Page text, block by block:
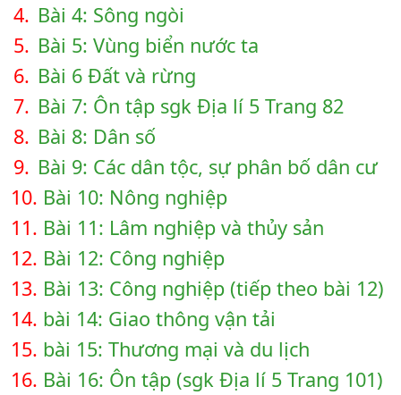
4. Bài 4: Sông ngòi
5. Bài 5: Vùng biển nước ta
6. Bài 6 Đất và rừng
7. Bài 7: Ôn tập sgk Địa lí 5 Trang 82
8. Bài 8: Dân số
9. Bài 9: Các dân tộc, sự phân bố dân cư
10. Bài 10: Nông nghiệp
11. Bài 11: Lâm nghiệp và thủy sản
12. Bài 12: Công nghiệp
13. Bài 13: Công nghiệp (tiếp theo bài 12)
14. bài 14: Giao thông vận tải
15. bài 15: Thương mại và du lịch
16. Bài 16: Ôn tập (sgk Địa lí 5 Trang 101)